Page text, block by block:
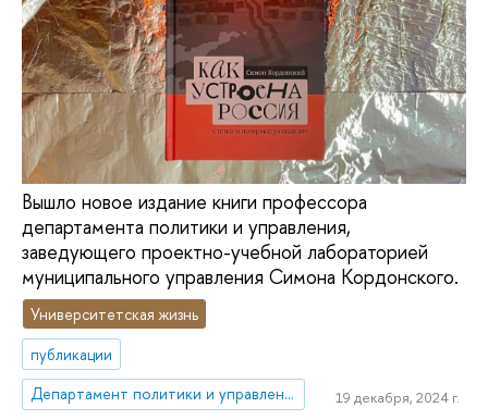
Вышло новое издание книги профессора
департамента политики и управления,
заведующего проектно-учебной лабораторией
муниципального управления Симона Кордонского.
Университетская жизнь
публикации
Департамент политики и управления
19 декабря, 2024 г.